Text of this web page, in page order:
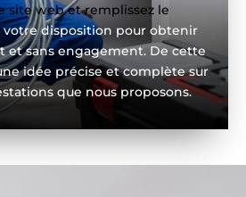
site web et remplissez le
votre disposition pour obtenir
et sans engagement. De cette
idée précise et complète sur
que nous proposons.